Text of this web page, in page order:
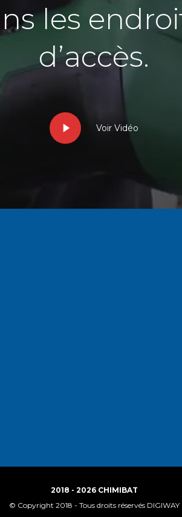
les
d’accès.
Voir Vidéo
2018 - 2026 CHIMIBAT
© Copyright 2018 - Tous droits réservés DIGIWAY